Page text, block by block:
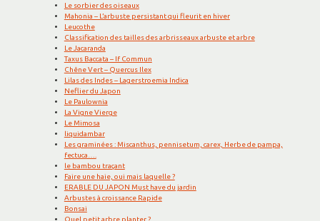
Le sorbier des oiseaux
Mahonia – L’arbuste persistant qui fleurit en hiver
Leucothe
Classification des tailles des arbrisseaux arbuste et arbre
Le Jacaranda
Taxus Baccata – If Commun
Chêne Vert – Quercus Ilex
Lilas des Indes – Lagerstroemia Indica
Neflier du Japon
Le Paulownia
La Vigne Vierge
Le Mimosa
liquidambar
Les graminées : Miscanthus, pennisetum, carex, Herbe de pampa,
fectuca….
le bambou traçant
Faire une haie, oui mais laquelle ?
ERABLE DU JAPON Must have du jardin
Arbustes à croissance Rapide
Bonsai
Quel petit arbre planter ?